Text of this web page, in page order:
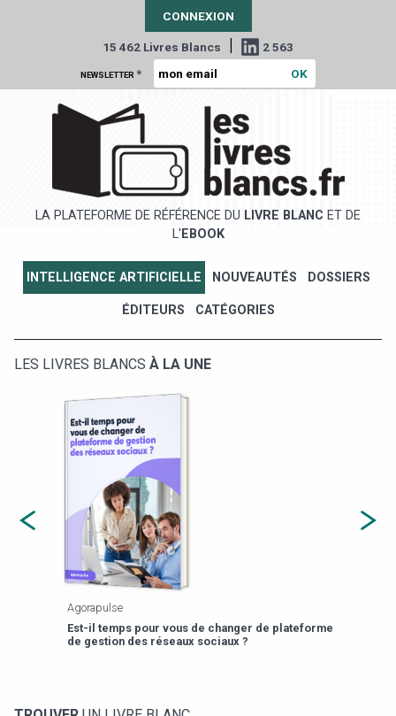
CONNEXION
15 462 Livres Blancs | 2 563
NEWSLETTER *
LA PLATEFORME DE RÉFÉRENCE DU LIVRE BLANC ET DE
L' EBOOK
INTELLIGENCE ARTIFICIELLE NOUVEAUTÉS DOSSIERS
ÉDITEURS CATÉGORIES
LES LIVRES BLANCS À LA UNE
Agorapulse
Est-il temps pour vous de changer de plateforme
de gestion des réseaux sociaux ?